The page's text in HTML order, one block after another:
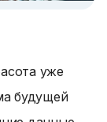
уже
будущей